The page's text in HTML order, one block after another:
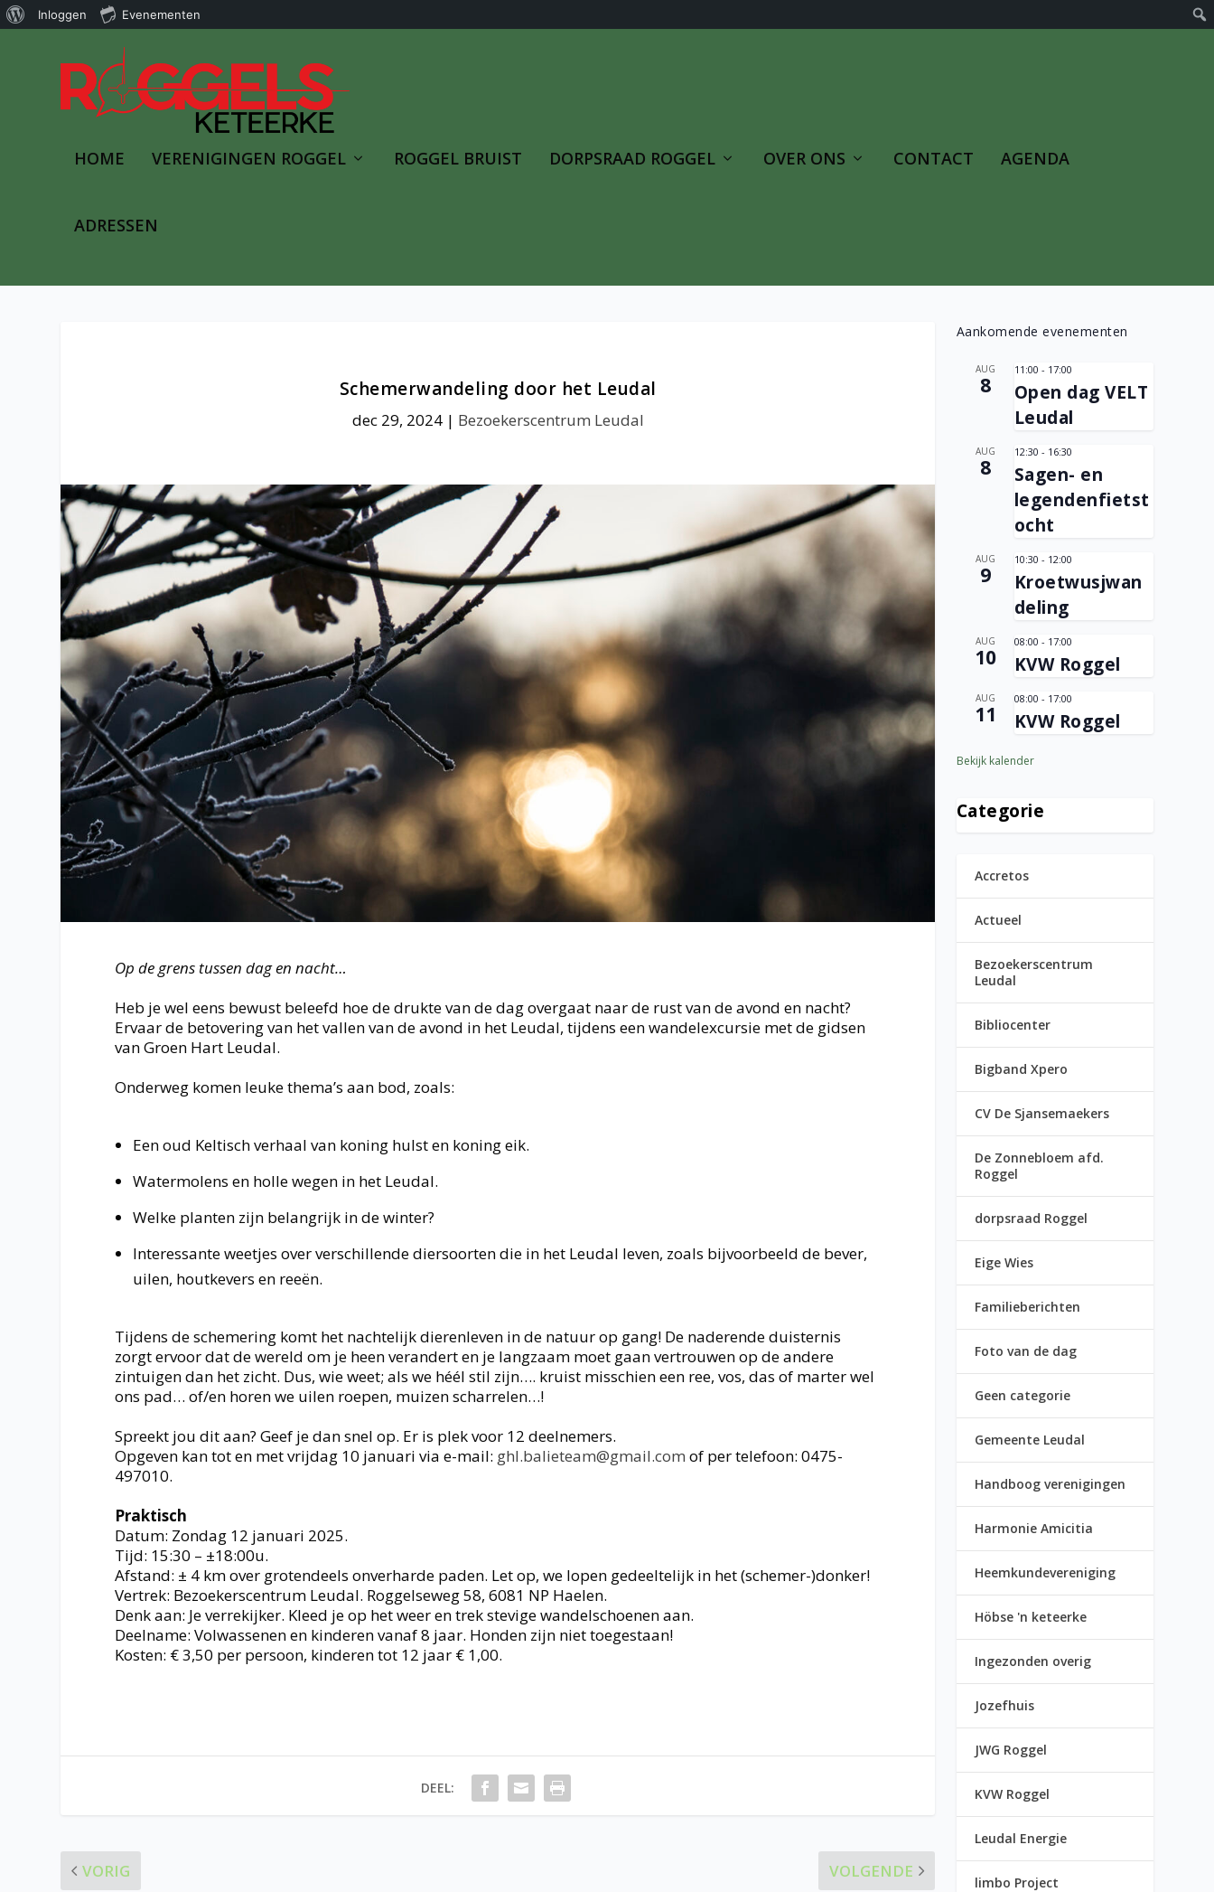
Over
Inloggen Evenementen
HOME VERENIGINGEN ROGGEL ROGGEL BRUIST DORPSRAAD ROGGEL OVER ONS CONTACT AGENDA
ADRESSEN
Schemerwandeling door het Leudal
dec 29, 2024| Bezoekerscentrum Leudal
Op de grens tussen dag en nacht…
Heb je wel eens bewust beleefd hoe de drukte van de dag overgaat naar de rust van de avond en nacht?
Ervaar de betovering van het vallen van de avond in het Leudal, tijdens een wandelexcursie met de gidsen
van Groen Hart Leudal.
Onderweg komen leuke thema’s aan bod, zoals:
Een oud Keltisch verhaal van koning hulst en koning eik.
Watermolens en holle wegen in het Leudal.
Welke planten zijn belangrijk in de winter?
Interessante weetjes over verschillende diersoorten die in het Leudal leven, zoals bijvoorbeeld de bever,
uilen, houtkevers en reeën.
Tijdens de schemering komt het nachtelijk dierenleven in de natuur op gang! De naderende duisternis
zorgt ervoor dat de wereld om je heen verandert en je langzaam moet gaan vertrouwen op de andere
zintuigen dan het zicht. Dus, wie weet; als we héél stil zijn…. kruist misschien een ree, vos, das of marter wel
ons pad… of/en horen we uilen roepen, muizen scharrelen…!
Spreekt jou dit aan? Geef je dan snel op. Er is plek voor 12 deelnemers.
Opgeven kan tot en met vrijdag 10 januari via e-mail: ghl.balieteam@gmail.com of per telefoon: 0475-
497010.
Praktisch
Datum: Zondag 12 januari 2025.
Tijd: 15:30 – ±18:00u.
Afstand: ± 4 km over grotendeels onverharde paden. Let op, we lopen gedeeltelijk in het (schemer-)donker!
Vertrek: Bezoekerscentrum Leudal. Roggelseweg 58, 6081 NP Haelen.
Denk aan: Je verrekijker. Kleed je op het weer en trek stevige wandelschoenen aan.
Deelname: Volwassenen en kinderen vanaf 8 jaar. Honden zijn niet toegestaan!
Kosten: € 3,50 per persoon, kinderen tot 12 jaar € 1,00.
DEEL:
VORIG VOLGENDE
Aankomende evenementen
AUG
8
11:00 - 17:00
Open dag VELT
Leudal
AUG
8
12:30 - 16:30
Sagen- en
legendenfietst
ocht
AUG
9
10:30 - 12:00
Kroetwusjwan
deling
AUG
10
08:00 - 17:00
KVW Roggel
AUG
11
08:00 - 17:00
KVW Roggel
Bekijk kalender
Categorie
Accretos
Actueel
Bezoekerscentrum
Leudal
Bibliocenter
Bigband Xpero
CV De Sjansemaekers
De Zonnebloem afd.
Roggel
dorpsraad Roggel
Eige Wies
Familieberichten
Foto van de dag
Geen categorie
Gemeente Leudal
Handboog verenigingen
Harmonie Amicitia
Heemkundevereniging
Höbse 'n keteerke
Ingezonden overig
Jozefhuis
JWG Roggel
KVW Roggel
Leudal Energie
limbo Project